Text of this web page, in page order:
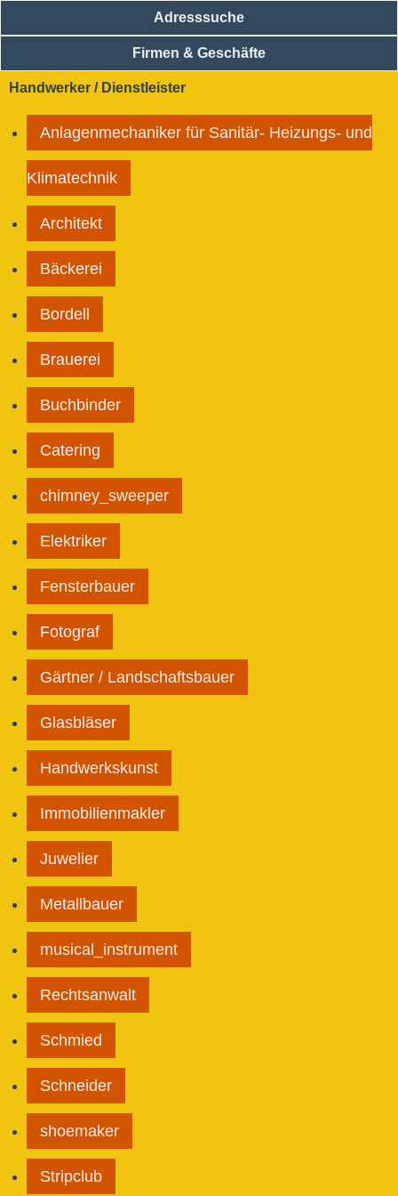
Adresssuche
Firmen & Geschäfte
Handwerker / Dienstleister
Anlagenmechaniker für Sanitär- Heizungs- und
Klimatechnik
Architekt
Bäckerei
Bordell
Brauerei
Buchbinder
Catering
chimney_sweeper
Elektriker
Fensterbauer
Fotograf
Gärtner / Landschaftsbauer
Glasbläser
Handwerkskunst
Immobilienmakler
Juwelier
Metallbauer
musical_instrument
Rechtsanwalt
Schmied
Schneider
shoemaker
Stripclub